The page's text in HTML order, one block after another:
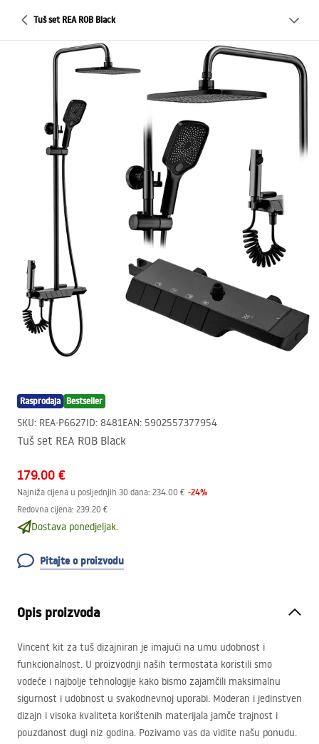
Tuš set REA ROB Black
Rasprodaja Bestseller
SKU: REA-P6627ID: 8481EAN: 5902557377954
Tuš set REA ROB Black
179.00 €
Najniža cijena u posljednjih 30 dana: 234.00 € -24%
Redovna cijena: 239.20 €
Dostava ponedjeljak.
Pitajte o proizvodu
Opis proizvoda
Vincent kit za tuš dizajniran je imajući na umu udobnost i
funkcionalnost. U proizvodnji naših termostata koristili smo
vodeće i najbolje tehnologije kako bismo zajamčili maksimalnu
sigurnost i udobnost u svakodnevnoj uporabi. Moderan i jedinstven
dizajn i visoka kvaliteta korištenih materijala jamče trajnost i
pouzdanost dugi niz godina. Pozivamo vas da vidite našu ponudu.